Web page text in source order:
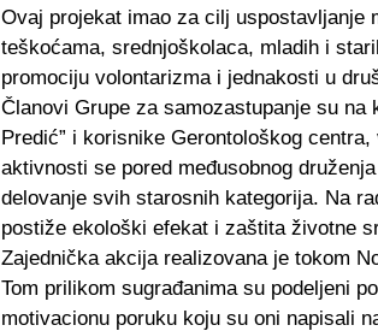
Ovaj projekat imao za cilj uspostavljanje
teškoćama, srednjoškolaca, mladih i
promociju volontarizma i jednakosti u
Članovi Grupe za samozastupanje su
Predić” i korisnike Gerontološkog
aktivnosti se pored međusobnog
delovanje svih starosnih kategorija. Na
postiže ekološki efekat i zaštita životne
Zajednička akcija realizovana je tokom
Tom prilikom sugrađanima su podeljeni
motivacionu poruku koju su oni napisali